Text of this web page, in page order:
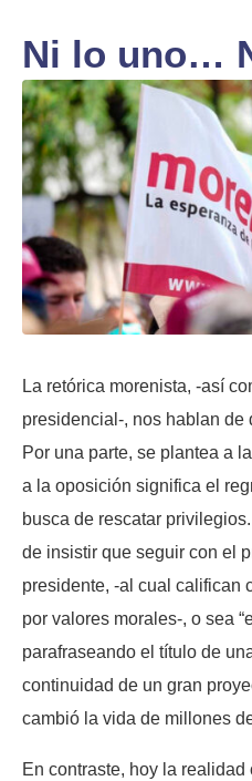
Ni lo uno…
La retórica morenista, -así
presidencial-, nos hablan de
Por una parte, se plantea a
a la oposición significa el
busca de rescatar
de insistir que seguir con el
presidente, -al cual califican
por valores morales-, o sea
parafraseando el título de
continuidad de un gran
cambió la vida de millones
En contraste, hoy la realidad